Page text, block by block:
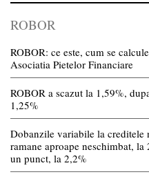
ROBOR
ROBOR: ce este, cum se
Asociatia Pietelor Financiare
ROBOR a scazut la 1,59%,
1,25%
Dobanzile variabile la creditele
ramane aproape neschimbat,
un punct, la 2,2%